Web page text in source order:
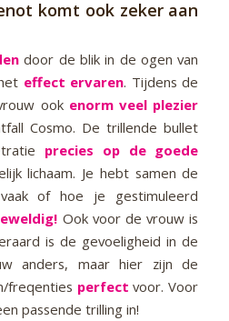
komt ook zeker aan
door de blik in de ogen van
effect ervaren. Tijdens de
ook enorm veel plezier
Cosmo. De trillende bullet
precies op de goede
lichaam. Je hebt samen de
of hoe je gestimuleerd
Ook voor de vrouw is
is de gevoeligheid in de
anders, maar hier zijn de
freqenties perfect voor. Voor
passende trilling in!